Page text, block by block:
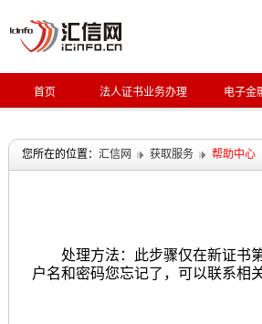
首页 法人证书业务办理 电子金
您所在的位置： 汇信网 获取服务 帮助中心
处理方法：此步骤仅在新证书
户名和密码您忘记了，可以联系相